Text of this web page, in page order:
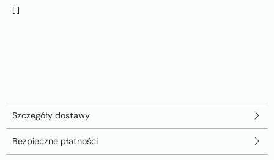
Szczegóły dostawy
Bezpieczne płatności